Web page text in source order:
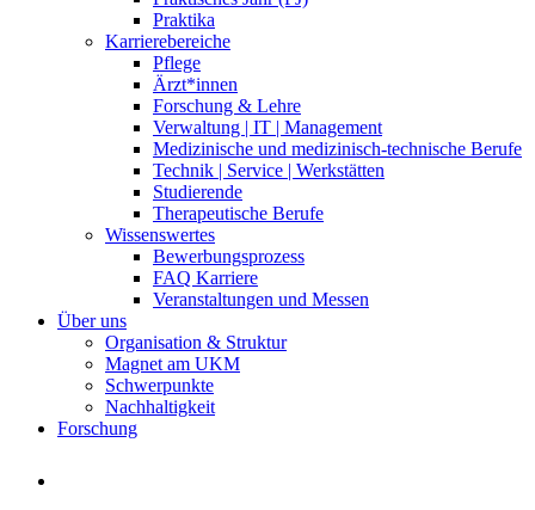
Praktika
Karrierebereiche
Pflege
Ärzt*innen
Forschung & Lehre
Verwaltung | IT | Management
Medizinische und medizinisch-technische Berufe
Technik | Service | Werkstätten
Studierende
Therapeutische Berufe
Wissenswertes
Bewerbungsprozess
FAQ Karriere
Veranstaltungen und Messen
Über uns
Organisation & Struktur
Magnet am UKM
Schwerpunkte
Nachhaltigkeit
Forschung